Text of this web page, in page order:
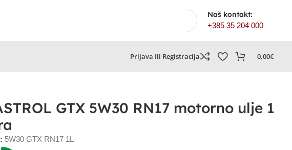
Naš kontakt:
+385 35 204 000
Prijava Ili Registracija 0,00€
GTX 5W30 RN17 motorno ulje 1
5W30 GTX RN17 1L